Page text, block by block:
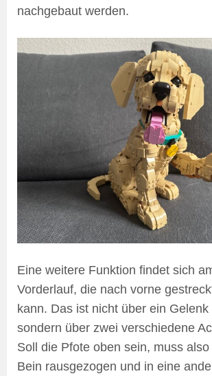
nachgebaut werden.
Eine weitere Funktion findet sich
Vorderlauf, die nach vorne
kann. Das ist nicht über ein Gelenk
sondern über zwei verschiedene
Soll die Pfote oben sein, muss
Bein rausgezogen und in eine